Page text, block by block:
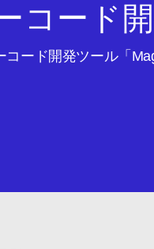
コード
コード開発ツール「